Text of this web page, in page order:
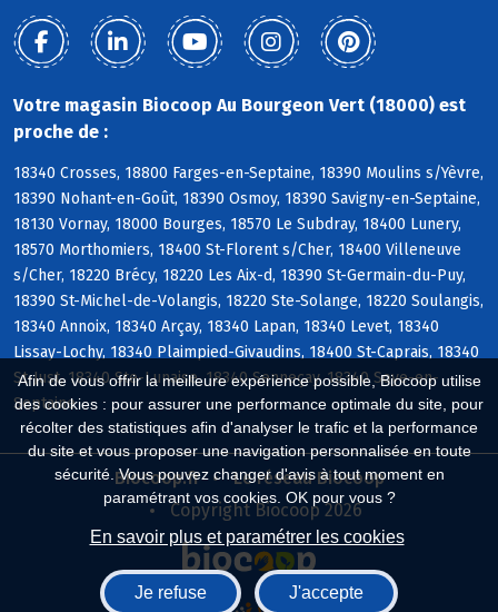
Afin de vous offrir la meilleure expérience possible, Biocoop utilise
des cookies : pour assurer une performance optimale du site, pour
récolter des statistiques afin d'analyser le trafic et la performance
du site et vous proposer une navigation personnalisée en toute
sécurité. Vous pouvez changer d'avis à tout moment en
paramétrant vos cookies. OK pour vous ?
En savoir plus et paramétrer les cookies
Je refuse J'accepte
Votre magasin Biocoop Au Bourgeon Vert (18000) est
proche de :
18340 Crosses, 18800 Farges-en-Septaine, 18390 Moulins s/Yèvre,
18390 Nohant-en-Goût, 18390 Osmoy, 18390 Savigny-en-Septaine,
18130 Vornay, 18000 Bourges, 18570 Le Subdray, 18400 Lunery,
18570 Morthomiers, 18400 St-Florent s/Cher, 18400 Villeneuve
s/Cher, 18220 Brécy, 18220 Les Aix-d, 18390 St-Germain-du-Puy,
18390 St-Michel-de-Volangis, 18220 Ste-Solange, 18220 Soulangis,
18340 Annoix, 18340 Arçay, 18340 Lapan, 18340 Levet, 18340
Lissay-Lochy, 18340 Plaimpied-Givaudins, 18400 St-Caprais, 18340
St-Just, 18340 Ste-Lunaise, 18340 Senneçay, 18340 Soye-en-
Septaine
Biocoop.fr
Le réseau Biocoop
Copyright Biocoop 2026